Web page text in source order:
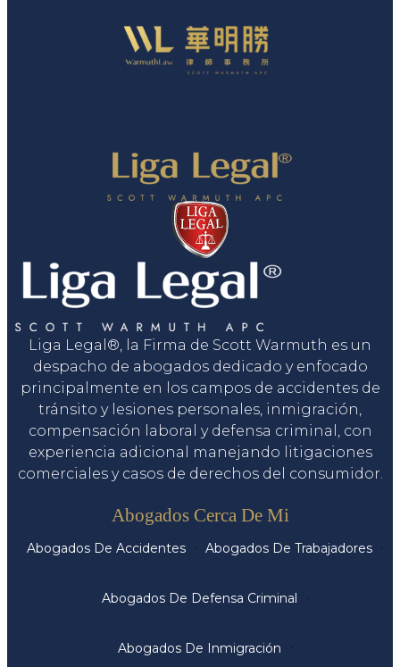
Liga Legal®, la Firma de Scott Warmuth es un
despacho de abogados dedicado y enfocado
principalmente en los campos de accidentes de
tránsito y lesiones personales, inmigración,
compensación laboral y defensa criminal, con
experiencia adicional manejando litigaciones
comerciales y casos de derechos del consumidor.
Abogados Cerca De Mi
Abogados De Accidentes Abogados De Trabajadores
Abogados De Defensa Criminal
Abogados De Inmigración